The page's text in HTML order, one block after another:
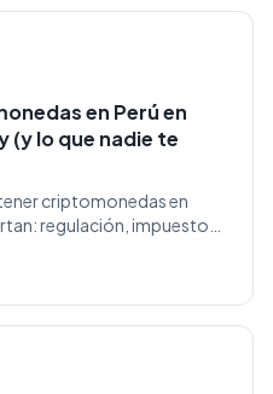
en Perú en
(y lo que nadie te
criptomonedas en
regulación, impuestos